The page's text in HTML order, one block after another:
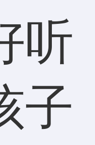
听
子